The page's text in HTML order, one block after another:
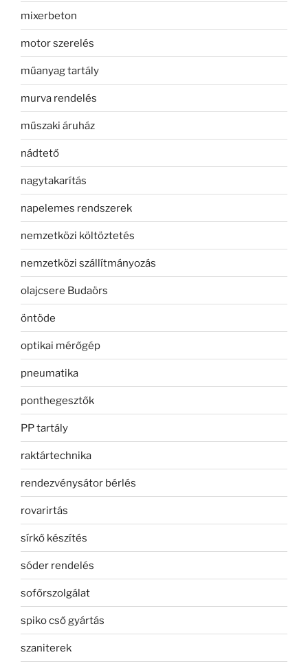
mixerbeton
motor szerelés
műanyag tartály
murva rendelés
műszaki áruház
nádtető
nagytakarítás
napelemes rendszerek
nemzetközi költöztetés
nemzetközi szállítmányozás
olajcsere Budaörs
öntöde
optikai mérőgép
pneumatika
ponthegesztők
PP tartály
raktártechnika
rendezvénysátor bérlés
rovarirtás
sírkő készítés
sóder rendelés
sofőrszolgálat
spiko cső gyártás
szaniterek